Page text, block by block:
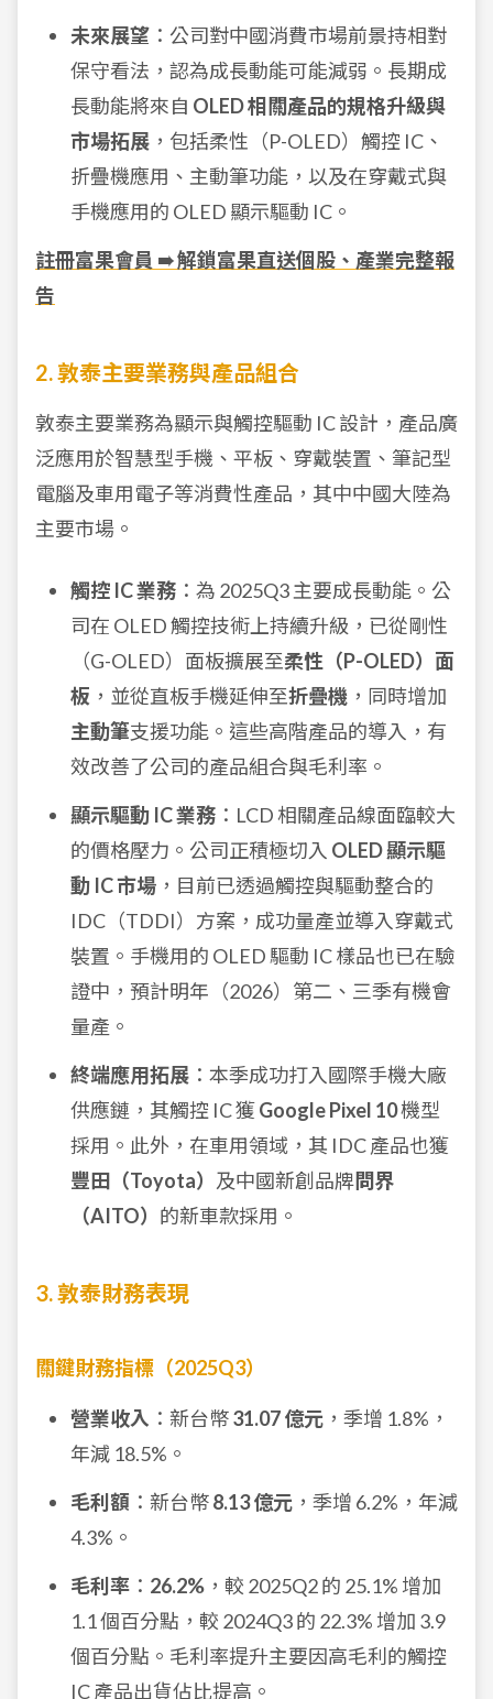
未來展望 ：公司對中國消費市場前景持相對
保守看法，認為成長動能可能減弱。長期成
長動能將來自 OLED 相關產品的規格升級與
市場拓展 ，包括柔性（P-OLED）觸控 IC、
折疊機應用、主動筆功能，以及在穿戴式與
手機應用的 OLED 顯示驅動 IC。
註冊富果會員 ➠ 解鎖富果直送個股、產業完整報
告
2. 敦泰主要業務與產品組合
敦泰主要業務為顯示與觸控驅動 IC 設計，產品廣
泛應用於智慧型手機、平板、穿戴裝置、筆記型
電腦及車用電子等消費性產品，其中中國大陸為
主要市場。
觸控 IC 業務 ：為 2025Q3 主要成長動能。公
司在 OLED 觸控技術上持續升級，已從剛性
（G-OLED）面板擴展至柔性（P-OLED）面
板 ，並從直板手機延伸至折疊機 ，同時增加
主動筆支援功能。這些高階產品的導入，有
效改善了公司的產品組合與毛利率。
顯示驅動 IC 業務 ：LCD 相關產品線面臨較大
的價格壓力。公司正積極切入 OLED 顯示驅
動 IC 市場 ，目前已透過觸控與驅動整合的
IDC（TDDI）方案，成功量產並導入穿戴式
裝置。手機用的 OLED 驅動 IC 樣品也已在驗
證中，預計明年（2026）第二、三季有機會
量產。
終端應用拓展 ：本季成功打入國際手機大廠
供應鏈，其觸控 IC 獲Google Pixel 10機型
採用。此外，在車用領域，其 IDC 產品也獲
豐田（Toyota） 及中國新創品牌問界
（AITO） 的新車款採用。
3. 敦泰財務表現
關鍵財務指標（2025Q3）
營業收入 ：新台幣31.07 億元 ，季增 1.8%，
年減 18.5%。
毛利額 ：新台幣8.13 億元 ，季增 6.2%，年減
4.3%。
毛利率 ： 26.2% ，較 2025Q2 的 25.1% 增加
1.1 個百分點，較 2024Q3 的 22.3% 增加 3.9
個百分點。毛利率提升主要因高毛利的觸控
IC 產品出貨佔比提高。